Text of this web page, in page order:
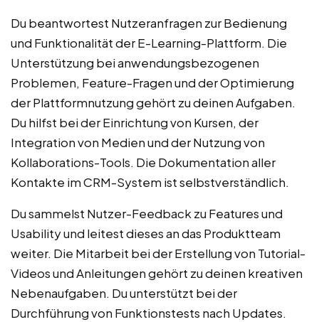
Du beantwortest Nutzeranfragen zur Bedienung
und Funktionalität der E-Learning-Plattform. Die
Unterstützung bei anwendungsbezogenen
Problemen, Feature-Fragen und der Optimierung
der Plattformnutzung gehört zu deinen Aufgaben.
Du hilfst bei der Einrichtung von Kursen, der
Integration von Medien und der Nutzung von
Kollaborations-Tools. Die Dokumentation aller
Kontakte im CRM-System ist selbstverständlich.
Du sammelst Nutzer-Feedback zu Features und
Usability und leitest dieses an das Produktteam
weiter. Die Mitarbeit bei der Erstellung von Tutorial-
Videos und Anleitungen gehört zu deinen kreativen
Nebenaufgaben. Du unterstützt bei der
Durchführung von Funktionstests nach Updates.